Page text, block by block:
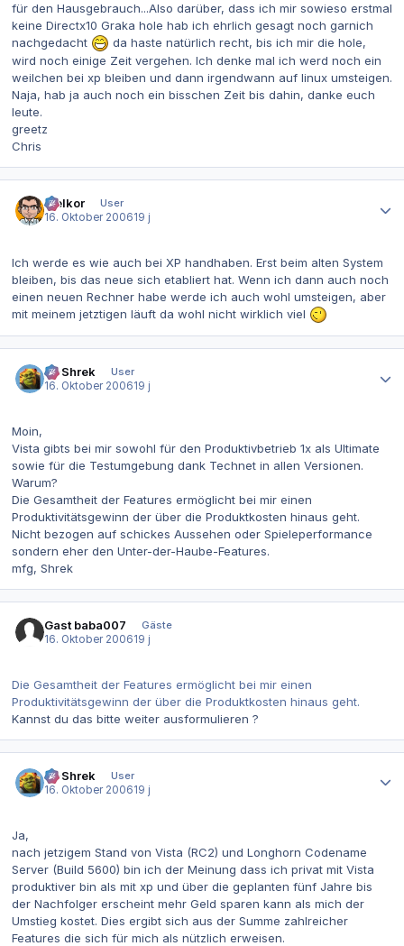
für den Hausgebrauch...Also darüber, dass ich mir sowieso erstmal
keine Directx10 Graka hole hab ich ehrlich gesagt noch garnich
nachgedacht
da haste natürlich recht, bis ich mir die hole,
wird noch einige Zeit vergehen. Ich denke mal ich werd noch ein
weilchen bei xp bleiben und dann irgendwann auf linux umsteigen.
Naja, hab ja auch noch ein bisschen Zeit bis dahin, danke euch
leute.
greetz
Chris
Melkor
User
16. Oktober 200619 j
Ich werde es wie auch bei XP handhaben. Erst beim alten System
bleiben, bis das neue sich etabliert hat. Wenn ich dann auch noch
einen neuen Rechner habe werde ich auch wohl umsteigen, aber
mit meinem jetztigen läuft da wohl nicht wirklich viel
IT-Shrek
User
16. Oktober 200619 j
Moin,
Vista gibts bei mir sowohl für den Produktivbetrieb 1x als Ultimate
sowie für die Testumgebung dank Technet in allen Versionen.
Warum?
Die Gesamtheit der Features ermöglicht bei mir einen
Produktivitätsgewinn der über die Produktkosten hinaus geht.
Nicht bezogen auf schickes Aussehen oder Spieleperformance
sondern eher den Unter-der-Haube-Features.
mfg, Shrek
Gast baba007
Gäste
16. Oktober 200619 j
Die Gesamtheit der Features ermöglicht bei mir einen
Produktivitätsgewinn der über die Produktkosten hinaus geht.
Kannst du das bitte weiter ausformulieren ?
IT-Shrek
User
16. Oktober 200619 j
Ja,
nach jetzigem Stand von Vista (RC2) und Longhorn Codename
Server (Build 5600) bin ich der Meinung dass ich privat mit Vista
produktiver bin als mit xp und über die geplanten fünf Jahre bis
der Nachfolger erscheint mehr Geld sparen kann als mich der
Umstieg kostet. Dies ergibt sich aus der Summe zahlreicher
Features die sich für mich als nützlich erweisen.